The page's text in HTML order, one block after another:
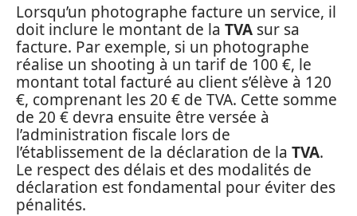
Lorsqu’un photographe facture un service, il
doit inclure le montant de la TVA sur sa
facture. Par exemple, si un photographe
réalise un shooting à un tarif de 100 €, le
montant total facturé au client s’élève à 120
€, comprenant les 20 € de TVA. Cette somme
de 20 € devra ensuite être versée à
l’administration fiscale lors de
l’établissement de la déclaration de la TVA.
Le respect des délais et des modalités de
déclaration est fondamental pour éviter des
pénalités.